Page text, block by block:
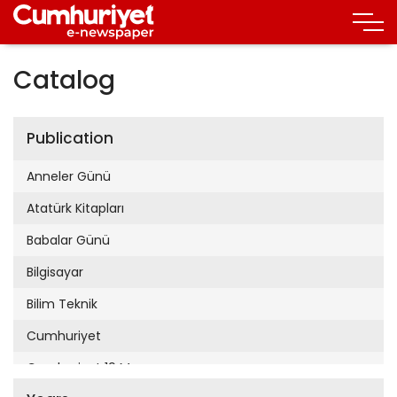
Catalog
Publication
Anneler Günü
Atatürk Kitapları
Babalar Günü
Bilgisayar
Bilim Teknik
Cumhuriyet
Cumhuriyet 19 Mayıs